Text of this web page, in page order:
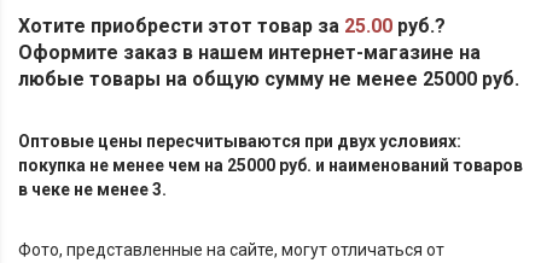
Хотите приобрести этот товар за 25.00 руб.?
Оформите заказ в нашем интернет-магазине на
любые товары на общую сумму не менее 25000 руб.
Оптовые цены пересчитываются при двух условиях:
покупка не менее чем на 25000 руб. и наименований товаров
в чеке не менее 3.
Фото, представленные на сайте, могут отличаться от